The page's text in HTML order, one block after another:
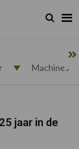
Zoeken...
Zoek
Machines
jaar in de